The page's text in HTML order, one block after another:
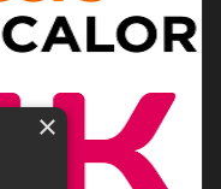
×